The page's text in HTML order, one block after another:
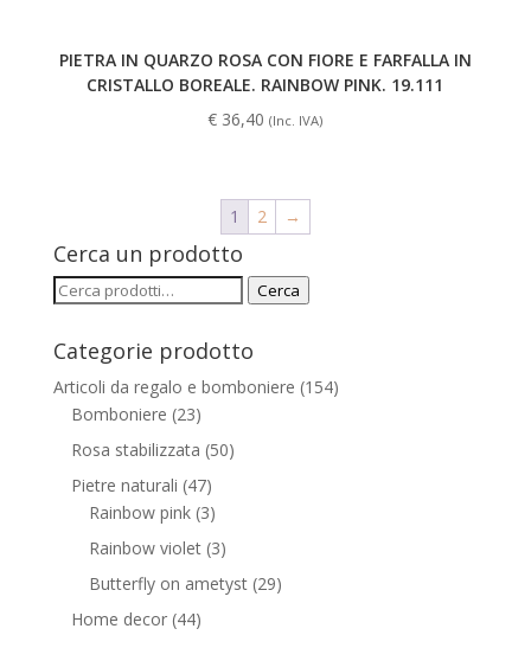
PIETRA IN QUARZO ROSA CON FIORE E FARFALLA IN
CRISTALLO BOREALE. RAINBOW PINK. 19.111
€ 36,40 (Inc. IVA)
1 2 →
Cerca un prodotto
Cerca: Cerca
Categorie prodotto
Articoli da regalo e bomboniere (154)
Bomboniere (23)
Rosa stabilizzata (50)
Pietre naturali (47)
Rainbow pink (3)
Rainbow violet (3)
Butterfly on ametyst (29)
Home decor (44)